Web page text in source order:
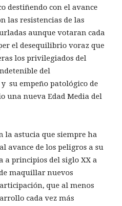
destiñendo con el avance
las resistencias de las
aunque votaran cada
el desequilibrio voraz que
los privilegiados del
del
su empeño patológico de
una nueva Edad Media del
la astucia que siempre ha
avance de los peligros a su
a principios del siglo XX a
maquillar nuevos
que al menos
cada vez más